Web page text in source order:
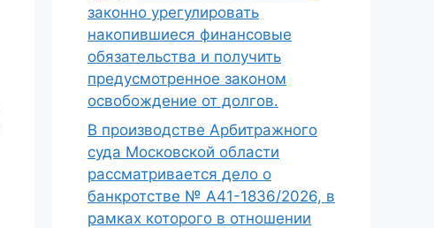
законно урегулировать
накопившиеся финансовые
обязательства и получить
предусмотренное законом
освобождение от долгов.
В производстве Арбитражного
суда Московской области
рассматривается дело о
банкротстве № А41-1836/2026, в
рамках которого в отношении